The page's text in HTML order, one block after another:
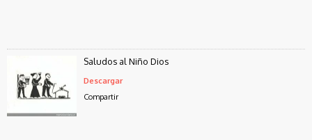
Saludos al Niño Dios
Descargar
Compartir